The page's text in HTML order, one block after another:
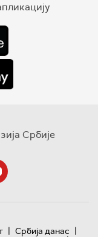
Србије
| Србија данас |